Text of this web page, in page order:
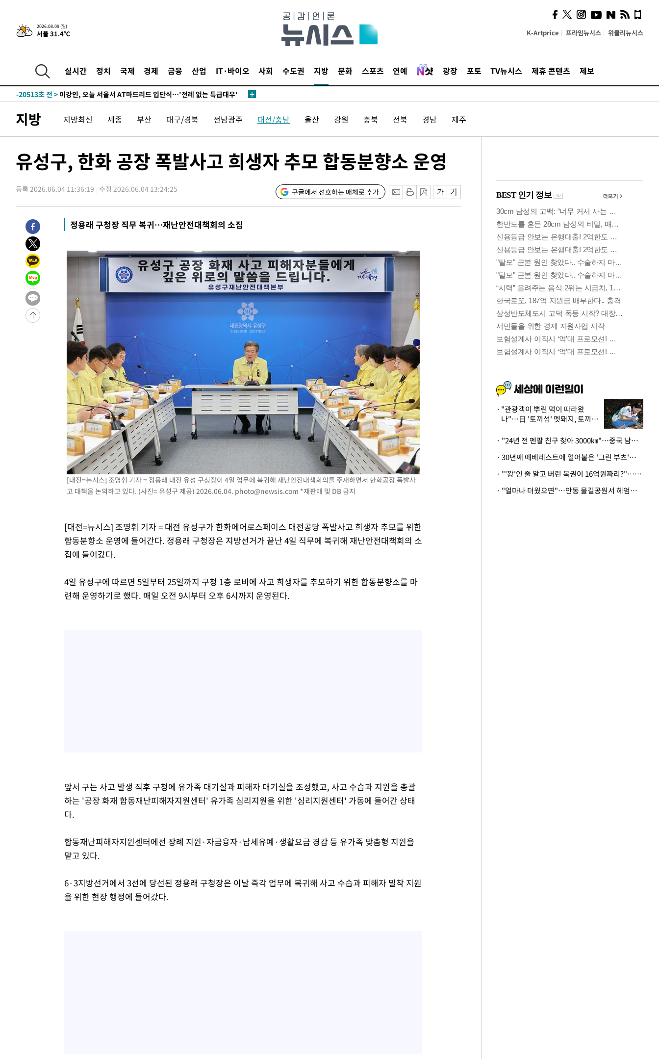
2026.08.09 (일)
서울 31.4℃ K-Artprice 프라임뉴시스 위클리뉴시스
실시간 정치 국제 경제 금융 산업 IT·바이오 사회 수도권 지방 문화 스포츠 연예 광장 포토 TV뉴시스 제휴 콘텐츠 제보
2시간 전 >“美 이란전 무기 소진…북한과 분쟁시 주한 미군 취약해질 수 있어”
-27197초 전 >[속보]장은수, KLPGA 제주삼다수 역전 우승…데뷔 10년 차에 첫
-22489초 전 >
손흥민, 68분 뛰고 2경기 침묵…LAFC, 톨루카에 1-0 승리(종합)
-21761초 전 >
-20513초 전 > 이강인, 오늘 서울서 AT마드리드 입단식…'전례 없는 특급대우'
차'
-6866초 전 >
콜롬비아 신임 우파 대통령 취임 하루만에 차량폭탄 폭발 사건
-460초 전 >튀르키예 외무장관, "메카 3국 방위협정은 이란이 목표 아냐 " 밝혀
1시간 전 >[속보]美중부 사령관, 이스라엘 긴급방문 다중화된 전선 상황 논의
론 누출”
1시간 전 >‘축구의 신’ 아르헨티나 축구 선수 메시의 부친 지병 별세
2시간 전 >“美 이란전 무기 소진…북한과 분쟁시 주한 미군 취약해질 수 있어”
-27197초 전 >
[속보]장은수, KLPGA 제주삼다수 역전 우승…데뷔 10년 차에 첫
정상
-22562초 전 >
"얼마나 더웠으면"…안동 물길공원서 헤엄친 구렁이 '소동'
-22489초 전 >
-21761초 전 >
'2경기 연속 침묵' 손흥민, 톨루카전 68분만 뛰고 슈팅 0개
-20513초 전 >
이강인, 오늘 서울서 AT마드리드 입단식…'전례 없는 특급대우'
-7395초 전 >
'여긴 20도, 저긴 50도'…열화상 카메라로 본 폭염 저감시설 '온도
-6866초 전 >
콜롬비아 신임 우파 대통령 취임 하루만에 차량폭탄 폭발 사건
-460초 전 >
튀르키예 외무장관, "메카 3국 방위협정은 이란이 목표 아냐 " 밝혀
이군이 불법 군시설 건설한 레바논 남부에서 레바논군 3명 폭발로 부상
[속보]美중부 사령관, 이스라엘 긴급방문 다중화된 전선 상황 논의
美 국방부, 켄달 전 공군장관 보안허가 취소…“에어포스원 기밀정보, 언
‘축구의 신’ 아르헨티나 축구 선수 메시의 부친 지병 별세
“美 이란전 무기 소진…북한과 분쟁시 주한 미군 취약해질 수 있어”
지방 지방최신 세종 부산 대구/경북 전남광주 대전/충남 울산 강원 충북 전북 경남 제주
유성구, 한화 공장 폭발사고 희생자 추모 합동분향소 운영
등록 2026.06.04 11:36:19 수정 2026.06.04 13:24:25 구글에서 선호하는 매체로 추가
정용래 구청장 직무 복귀…재난안전대책회의 소집
[대전=뉴시스] 조명휘 기자 = 정용래 대전 유성 구청장이 4일 업무에 복귀해 재난안전대책회의를 주재하면서 한화공장 폭발사
고 대책을 논의하고 있다. (사진= 유성구 제공) 2026.06.04. photo@newsis.com *재판매 및 DB 금지
[대전=뉴시스] 조명휘 기자 = 대전 유성구가 한화에어로스페이스 대전공당 폭발사고 희생자 추모를 위한
합동분향소 운영에 들어간다. 정용래 구청장은 지방선거가 끝난 4일 직무에 복귀해 재난안전대책회의 소
집에 들어갔다.
4일 유성구에 따르면 5일부터 25일까지 구청 1층 로비에 사고 희생자를 추모하기 위한 합동분향소를 마
련해 운영하기로 했다. 매일 오전 9시부터 오후 6시까지 운영된다.
앞서 구는 사고 발생 직후 구청에 유가족 대기실과 피해자 대기실을 조성했고, 사고 수습과 지원을 총괄
하는 '공장 화재 합동재난피해자지원센터' 유가족 심리지원을 위한 '심리지원센터' 가동에 들어간 상태
다.
합동재난피해자지원센터에선 장례 지원·자금융자·납세유예·생활요금 경감 등 유가족 맞춤형 지원을
맡고 있다.
6·3지방선거에서 3선에 당선된 정용래 구청장은 이날 즉각 업무에 복귀해 사고 수습과 피해자 밀착 지원
을 위한 현장 행정에 들어갔다.
사이 해답 찾았죠"…알을
깨고 나온 '초자아'
"관광객이 뿌린 먹이 따라왔
나"…日 '토끼섬' 멧돼지, 토끼까
· "24년 전 펜팔 친구 찾아 3000㎞"…중국 남성 사연에 '뭉클'
· 30년째 에베레스트에 얼어붙은 '그린 부츠'…드디어 가족 품으로
· "'꽝'인 줄 알고 버린 복권이 16억원짜리?"…극적으로 되찾은 사연
· "얼마나 더웠으면"…안동 물길공원서 헤엄친 구렁이 '소동'